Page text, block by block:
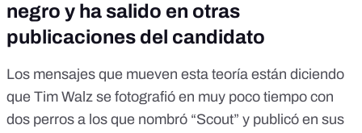
negro y ha salido en otras
publicaciones del candidato
Los mensajes que mueven esta teoría están diciendo
que Tim Walz se fotografió en muy poco tiempo con
dos perros a los que nombró “Scout” y publicó en sus